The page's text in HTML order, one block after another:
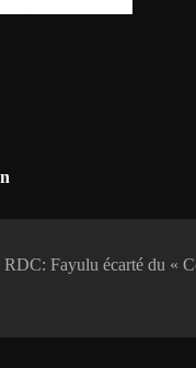
RDC: Fayulu écarté du «